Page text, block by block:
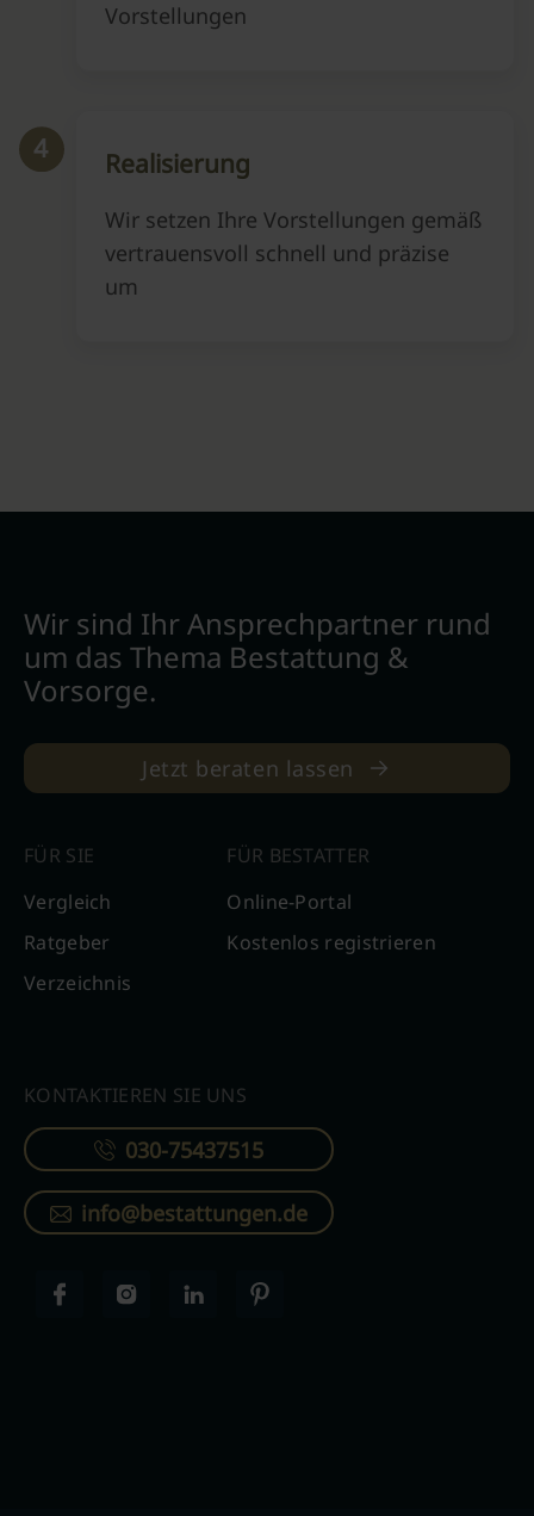
Vorstellungen
4 Realisierung
Wir setzen Ihre Vorstellungen gemäß
vertrauensvoll schnell und präzise
um
Wir sind Ihr Ansprechpartner rund
um das Thema Bestattung &
Vorsorge.
Jetzt beraten lassen
FÜR SIE
Vergleich
Ratgeber
Verzeichnis
FÜR BESTATTER
Online-Portal
Kostenlos registrieren
KONTAKTIEREN SIE UNS
030-75437515
info@bestattungen.de